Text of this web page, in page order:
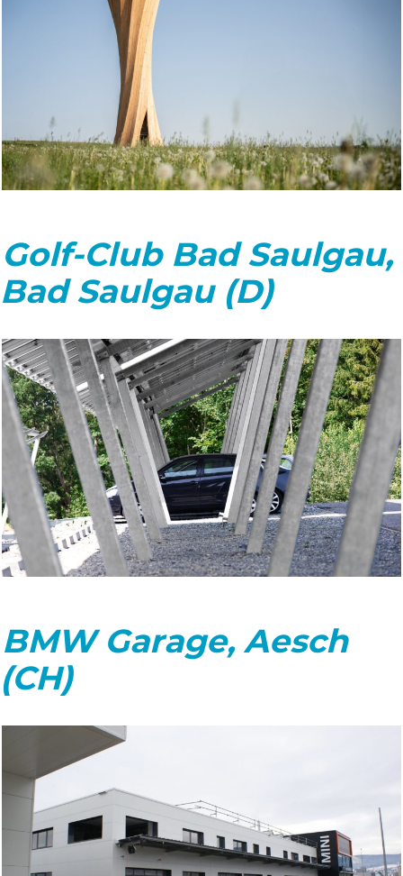
Golf-Club Bad Saulgau,
Bad Saulgau (D)
BMW Garage, Aesch
(CH)